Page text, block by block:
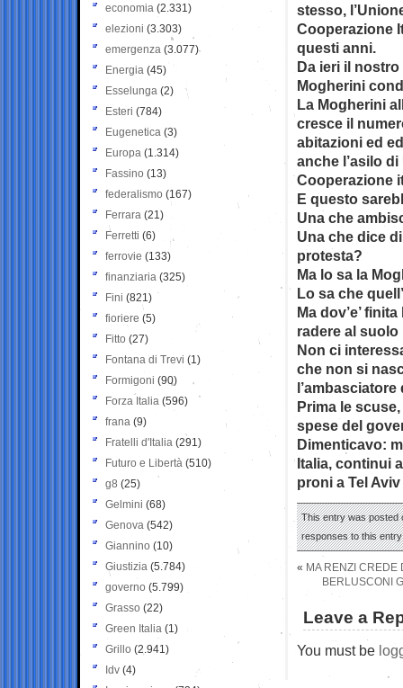
stesso,
Cooperazione
questi anni.
Da ieri il
Mogherini
La Mogherini
cresce il
abitazioni ed
anche l’asilo
Cooperazione
E questo
Una che
Una che dice
protesta?
Ma lo sa la
Lo sa che
Ma dov’e’
radere al
Non ci
che non si
Prima le
spese del
Dimenticavo:
Italia, continui
proni a Tel
This entry was posted
responses to this
« MA RENZI CREDE
BERLUSCONI
Leave a
You must be
economia (2.331)
elezioni (3.303)
emergenza (3.077)
Energia (45)
Esselunga (2)
Esteri (784)
Eugenetica (3)
Europa (1.314)
Fassino (13)
federalismo (167)
Ferrara (21)
Ferretti (6)
ferrovie (133)
finanziaria (325)
Fini (821)
fioriere (5)
Fitto (27)
Fontana di Trevi (1)
Formigoni (90)
Forza Italia (596)
frana (9)
Fratelli d'Italia (291)
Futuro e Libertà (510)
g8 (25)
Gelmini (68)
Genova (542)
Giannino (10)
Giustizia (5.784)
governo (5.799)
Grasso (22)
Green Italia (1)
Grillo (2.941)
Idv (4)